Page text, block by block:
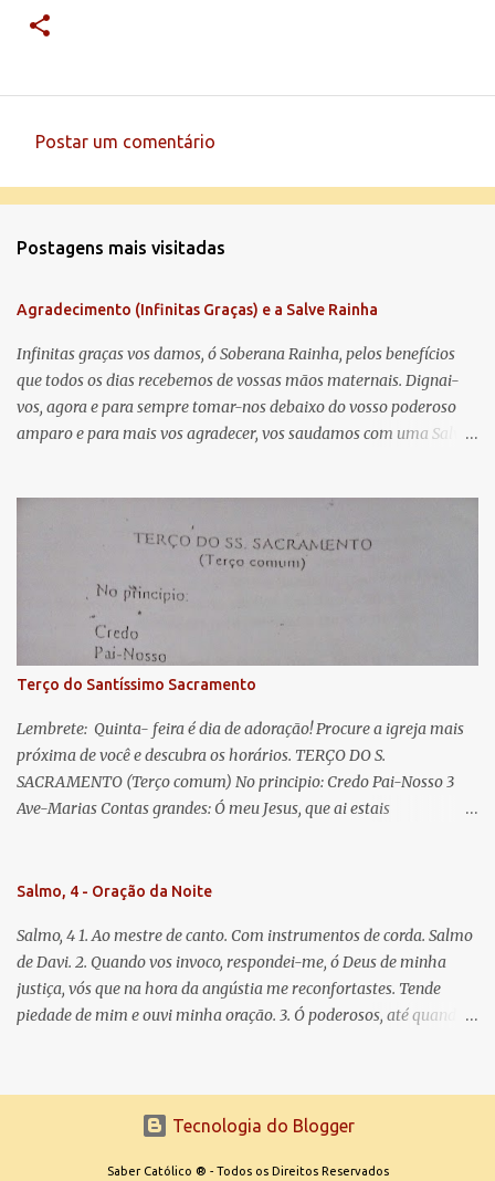
e
t
á
r
i
o
Postar um comentário
Postagens mais visitadas
Agradecimento (Infinitas Graças) e a Salve Rainha
Infinitas graças vos damos, ó Soberana Rainha, pelos benefícios
que todos os dias recebemos de vossas mãos maternais. Dignai-
vos, agora e para sempre tomar-nos debaixo do vosso poderoso
amparo e para mais vos agradecer, vos saudamos com uma Salve
lágrimas. Eia, pois, Advogada nossa, estes vossos olhos
misericordiosos a nós volvei, e depois deste desterro, mostrai-nos
Jesus. Bendito é o fruto do vosso ventre, ó clemente, ó piedosa, ó
doce e sempre Virgem Maria. Rogai por nós Santa Mãe de Deus.
Para que sejamos dignos das promessas de Cristo. Amém.
Terço do Santíssimo Sacramento
Lembrete: Quinta- feira é dia de adoração! Procure a igreja mais
próxima de você e descubra os horários. TERÇO DO S.
SACRAMENTO (Terço comum) No principio: Credo Pai-Nosso 3
Ave-Marias Contas grandes: Ó meu Jesus, que ai estais
Vós morra eu! Nas contas pequenas: Sacramento de Amor!
que nos salva, dá-nos Vossa força, Vosso perdão e a Vossa
misericórdia. (no fim) Rezar 3 vezes: Louvores e graças se deem a
cada momento ao Santíssimo e Diviníssimo Sacramento.
Salmo, 4 - Oração da Noite
Salmo, 4 1. Ao mestre de canto. Com instrumentos de corda. Salmo
de Davi. 2. Quando vos invoco, respondei-me, ó Deus de minha
justiça, vós que na hora da angústia me reconfortastes. Tende
piedade de mim e ouvi minha oração. 3. Ó poderosos, até quando
o Senhor me ouviu quando o invoquei. 5. Tremei, mas sem pecar;
refleti em vossos corações, quando estiverdes em vossos leitos, e
Senhor. 7. Dizem muitos: Quem nos fará ver a felicidade? Fazei
Tecnologia do Blogger
Saber Católico ® - Todos os Direitos Reservados